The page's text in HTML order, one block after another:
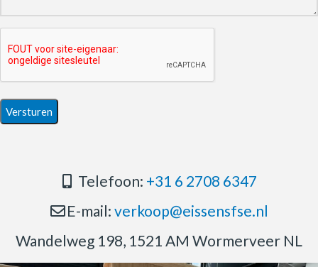
Telefoon: +31 6 2708 6347
E-mail: verkoop@eissensfse.nl
Wandelweg 198, 1521 AM Wormerveer NL